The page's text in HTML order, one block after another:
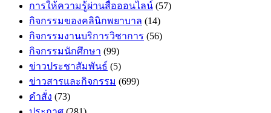
การให้ความรู้ผ่านสื่อออนไลน์ (57)
กิจกรรมของคลินิกพยาบาล (14)
กิจกรรมงานบริการวิชาการ (56)
กิจกรรมนักศึกษา (99)
ข่าวประชาสัมพันธ์ (5)
ข่าวสารและกิจกรรม (699)
คำสั่ง (73)